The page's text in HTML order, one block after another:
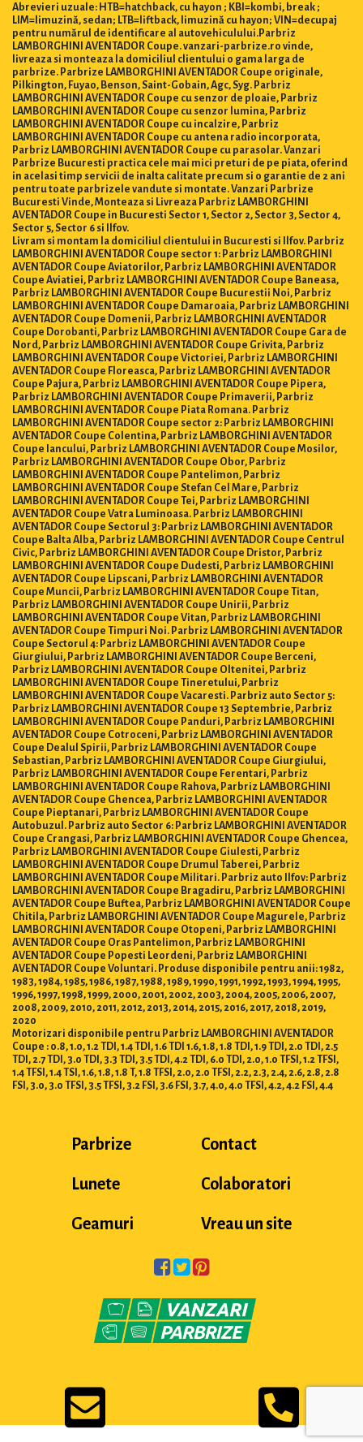
Abrevieri uzuale: HTB=hatchback, cu hayon ; KBI=kombi, break ;
LIM=limuzină, sedan; LTB=liftback, limuzină cu hayon; VIN=decupaj
pentru numărul de identificare al autovehiculului.Parbriz
LAMBORGHINI AVENTADOR Coupe. vanzari-parbrize.ro vinde,
livreaza si monteaza la domiciliul clientului o gama larga de
parbrize. Parbrize LAMBORGHINI AVENTADOR Coupe originale,
Pilkington, Fuyao, Benson, Saint-Gobain, Agc, Syg. Parbriz
LAMBORGHINI AVENTADOR Coupe cu senzor de ploaie, Parbriz
LAMBORGHINI AVENTADOR Coupe cu senzor lumina, Parbriz
LAMBORGHINI AVENTADOR Coupe cu incalzire, Parbriz
LAMBORGHINI AVENTADOR Coupe cu antena radio incorporata,
Parbriz LAMBORGHINI AVENTADOR Coupe cu parasolar. Vanzari
Parbrize Bucuresti practica cele mai mici preturi de pe piata, oferind
in acelasi timp servicii de inalta calitate precum si o garantie de 2 ani
pentru toate parbrizele vandute si montate. Vanzari Parbrize
Bucuresti Vinde, Monteaza si Livreaza Parbriz LAMBORGHINI
AVENTADOR Coupe in Bucuresti Sector 1, Sector 2, Sector 3, Sector 4,
Sector 5, Sector 6 si Ilfov.
Livram si montam la domiciliul clientului in Bucuresti si Ilfov. Parbriz
LAMBORGHINI AVENTADOR Coupe sector 1: Parbriz LAMBORGHINI
AVENTADOR Coupe Aviatorilor, Parbriz LAMBORGHINI AVENTADOR
Coupe Aviatiei, Parbriz LAMBORGHINI AVENTADOR Coupe Baneasa,
Parbriz LAMBORGHINI AVENTADOR Coupe Bucurestii Noi, Parbriz
LAMBORGHINI AVENTADOR Coupe Damaroaia, Parbriz LAMBORGHINI
AVENTADOR Coupe Domenii, Parbriz LAMBORGHINI AVENTADOR
Coupe Dorobanti, Parbriz LAMBORGHINI AVENTADOR Coupe Gara de
Nord, Parbriz LAMBORGHINI AVENTADOR Coupe Grivita, Parbriz
LAMBORGHINI AVENTADOR Coupe Victoriei, Parbriz LAMBORGHINI
AVENTADOR Coupe Floreasca, Parbriz LAMBORGHINI AVENTADOR
Coupe Pajura, Parbriz LAMBORGHINI AVENTADOR Coupe Pipera,
Parbriz LAMBORGHINI AVENTADOR Coupe Primaverii, Parbriz
LAMBORGHINI AVENTADOR Coupe Piata Romana. Parbriz
LAMBORGHINI AVENTADOR Coupe sector 2: Parbriz LAMBORGHINI
AVENTADOR Coupe Colentina, Parbriz LAMBORGHINI AVENTADOR
Coupe Iancului, Parbriz LAMBORGHINI AVENTADOR Coupe Mosilor,
Parbriz LAMBORGHINI AVENTADOR Coupe Obor, Parbriz
LAMBORGHINI AVENTADOR Coupe Pantelimon, Parbriz
LAMBORGHINI AVENTADOR Coupe Stefan Cel Mare, Parbriz
LAMBORGHINI AVENTADOR Coupe Tei, Parbriz LAMBORGHINI
AVENTADOR Coupe Vatra Luminoasa. Parbriz LAMBORGHINI
AVENTADOR Coupe Sectorul 3: Parbriz LAMBORGHINI AVENTADOR
Coupe Balta Alba, Parbriz LAMBORGHINI AVENTADOR Coupe Centrul
Civic, Parbriz LAMBORGHINI AVENTADOR Coupe Dristor, Parbriz
LAMBORGHINI AVENTADOR Coupe Dudesti, Parbriz LAMBORGHINI
AVENTADOR Coupe Lipscani, Parbriz LAMBORGHINI AVENTADOR
Coupe Muncii, Parbriz LAMBORGHINI AVENTADOR Coupe Titan,
Parbriz LAMBORGHINI AVENTADOR Coupe Unirii, Parbriz
LAMBORGHINI AVENTADOR Coupe Vitan, Parbriz LAMBORGHINI
AVENTADOR Coupe Timpuri Noi. Parbriz LAMBORGHINI AVENTADOR
Coupe Sectorul 4: Parbriz LAMBORGHINI AVENTADOR Coupe
Giurgiului, Parbriz LAMBORGHINI AVENTADOR Coupe Berceni,
Parbriz LAMBORGHINI AVENTADOR Coupe Oltenitei, Parbriz
LAMBORGHINI AVENTADOR Coupe Tineretului, Parbriz
LAMBORGHINI AVENTADOR Coupe Vacaresti. Parbriz auto Sector 5:
Parbriz LAMBORGHINI AVENTADOR Coupe 13 Septembrie, Parbriz
LAMBORGHINI AVENTADOR Coupe Panduri, Parbriz LAMBORGHINI
AVENTADOR Coupe Cotroceni, Parbriz LAMBORGHINI AVENTADOR
Coupe Dealul Spirii, Parbriz LAMBORGHINI AVENTADOR Coupe
Sebastian, Parbriz LAMBORGHINI AVENTADOR Coupe Giurgiului,
Parbriz LAMBORGHINI AVENTADOR Coupe Ferentari, Parbriz
LAMBORGHINI AVENTADOR Coupe Rahova, Parbriz LAMBORGHINI
AVENTADOR Coupe Ghencea, Parbriz LAMBORGHINI AVENTADOR
Coupe Pieptanari, Parbriz LAMBORGHINI AVENTADOR Coupe
Autobuzul. Parbriz auto Sector 6: Parbriz LAMBORGHINI AVENTADOR
Coupe Crangasi, Parbriz LAMBORGHINI AVENTADOR Coupe Ghencea,
Parbriz LAMBORGHINI AVENTADOR Coupe Giulesti, Parbriz
LAMBORGHINI AVENTADOR Coupe Drumul Taberei, Parbriz
LAMBORGHINI AVENTADOR Coupe Militari. Parbriz auto Ilfov: Parbriz
LAMBORGHINI AVENTADOR Coupe Bragadiru, Parbriz LAMBORGHINI
AVENTADOR Coupe Buftea, Parbriz LAMBORGHINI AVENTADOR Coupe
Chitila, Parbriz LAMBORGHINI AVENTADOR Coupe Magurele, Parbriz
LAMBORGHINI AVENTADOR Coupe Otopeni, Parbriz LAMBORGHINI
AVENTADOR Coupe Oras Pantelimon, Parbriz LAMBORGHINI
AVENTADOR Coupe Popesti Leordeni, Parbriz LAMBORGHINI
AVENTADOR Coupe Voluntari. Produse disponibile pentru anii: 1982,
1983, 1984, 1985, 1986, 1987, 1988, 1989, 1990, 1991, 1992, 1993, 1994, 1995,
1996, 1997, 1998, 1999, 2000, 2001, 2002, 2003, 2004, 2005, 2006, 2007,
2008, 2009, 2010, 2011, 2012, 2013, 2014, 2015, 2016, 2017, 2018, 2019,
2020
Motorizari disponibile pentru Parbriz LAMBORGHINI AVENTADOR
Coupe : 0.8, 1.0, 1.2 TDI, 1.4 TDI, 1.6 TDI 1.6, 1.8, 1.8 TDI, 1.9 TDI, 2.0 TDI, 2.5
TDI, 2.7 TDI, 3.0 TDI, 3.3 TDI, 3.5 TDI, 4.2 TDI, 6.0 TDI, 2.0, 1.0 TFSI, 1.2 TFSI,
1.4 TFSI, 1.4 TSI, 1.6, 1.8, 1.8 T, 1.8 TFSI, 2.0, 2.0 TFSI, 2.2, 2.3, 2.4, 2.6, 2.8, 2.8
FSI, 3.0, 3.0 TFSI, 3.5 TFSI, 3.2 FSI, 3.6 FSI, 3.7, 4.0, 4.0 TFSI, 4.2, 4.2 FSI, 4.4
Parbrize
Lunete
Geamuri
Contact
Colaboratori
Vreau un site